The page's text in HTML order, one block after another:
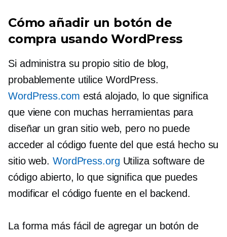
Cómo añadir un botón de
compra usando WordPress
Si administra su propio sitio de blog,
probablemente utilice WordPress.
WordPress.com está alojado, lo que significa
que viene con muchas herramientas para
diseñar un gran sitio web, pero no puede
acceder al código fuente del que está hecho su
sitio web. WordPress.org Utiliza software de
código abierto, lo que significa que puedes
modificar el código fuente en el backend.
La forma más fácil de agregar un botón de